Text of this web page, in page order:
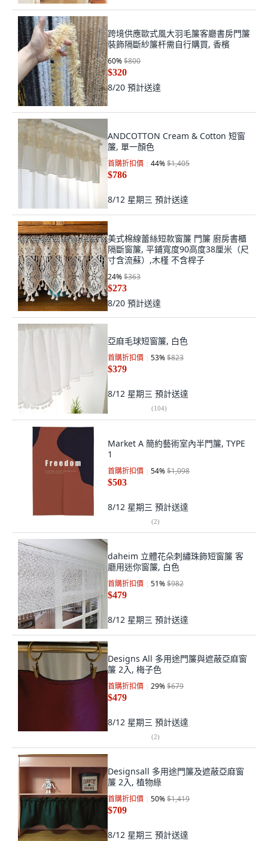
跨境供應歐式風大羽毛簾客廳書房門簾
裝飾隔斷紗簾杆需自行購買, 香檳
60%$800
$320
8/20 預計送達
ANDCOTTON Cream & Cotton 短窗
簾, 單一顏色
首購折扣價 44%$1,405
$786
8/12 星期三 預計送達
美式棉線蕾絲短款窗簾 門簾 廚房書櫃
隔斷窗簾, 平鋪寬度90高度38厘米（尺
寸含流蘇）,木槿 不含桿子
24%$363
$273
8/20 預計送達
亞麻毛球短窗簾, 白色
首購折扣價 53%$823
$379
8/12 星期三 預計送達
(104)
Market A 簡約藝術室內半門簾, TYPE
1
首購折扣價 54%$1,098
$503
8/12 星期三 預計送達
(2)
daheim 立體花朵刺繡珠飾短窗簾 客
廳用迷你窗簾, 白色
首購折扣價 51%$982
$479
8/12 星期三 預計送達
Designs All 多用途門簾與遮蔽亞麻窗
簾 2入, 梅子色
首購折扣價 29%$679
$479
8/12 星期三 預計送達
(2)
Designsall 多用途門簾及遮蔽亞麻窗
簾 2入, 植物綠
首購折扣價 50%$1,419
$709
8/12 星期三 預計送達